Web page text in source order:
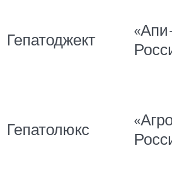
Гепатоджект
Гепатолюкс